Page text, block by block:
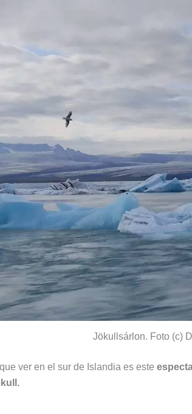
Jökullsárlon. Foto (c)
ver en el sur de Islandia es este